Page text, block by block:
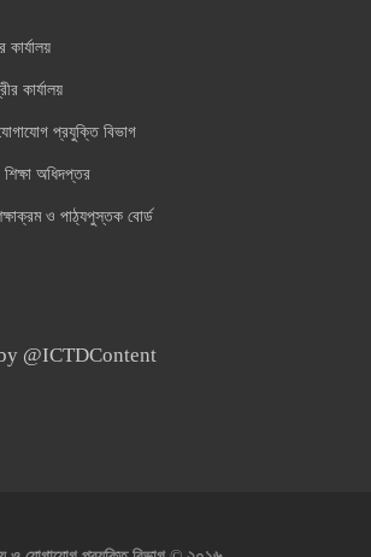
কার্যালয়
কার্যালয়
প্রযুক্তি বিভাগ
শিক্ষা অধিদপ্তর
ও পাঠ্যপুস্তক বোর্ড
@ICTDContent